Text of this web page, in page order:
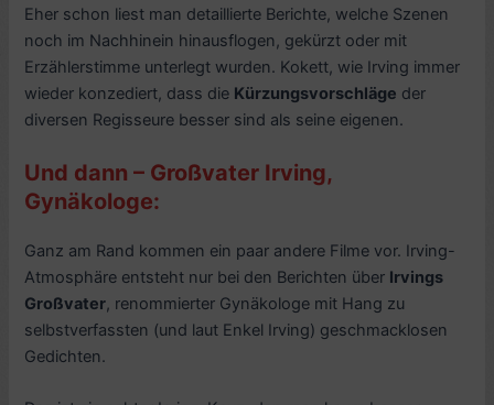
Eher schon liest man detaillierte Berichte, welche Szenen
noch im Nachhinein hinausflogen, gekürzt oder mit
Erzählerstimme unterlegt wurden. Kokett, wie Irving immer
wieder konzediert, dass die Kürzungsvorschläge der
diversen Regisseure besser sind als seine eigenen.
Und dann – Großvater Irving,
Gynäkologe:
Ganz am Rand kommen ein paar andere Filme vor. Irving-
Atmosphäre entsteht nur bei den Berichten über Irvings
Großvater, renommierter Gynäkologe mit Hang zu
selbstverfassten (und laut Enkel Irving) geschmacklosen
Gedichten.